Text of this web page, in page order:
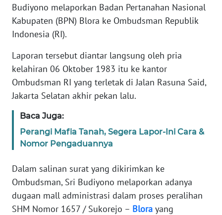
Budiyono melaporkan Badan Pertanahan Nasional
Kabupaten (BPN) Blora ke Ombudsman Republik
Indonesia (RI).
Laporan tersebut diantar langsung oleh pria
kelahiran 06 Oktober 1983 itu ke kantor
Ombudsman RI yang terletak di Jalan Rasuna Said,
Jakarta Selatan akhir pekan lalu.
Baca Juga:
Perangi Mafia Tanah, Segera Lapor-Ini Cara &
Nomor Pengaduannya
Dalam salinan surat yang dikirimkan ke
Ombudsman, Sri Budiyono melaporkan adanya
dugaan mall administrasi dalam proses peralihan
SHM Nomor 1657 / Sukorejo – Blora yang
REDAKSI
KARIR
DISCLAIMER
Wahana
News
Regional
WN
SUMUT
WN
JAKARTA
WN